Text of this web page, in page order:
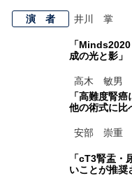
演 者 井川 掌
「
成の光と影」
高木 敏男
「高難度腎
他の術式に比
安部 崇重
「cT3腎盂・
いことが推奨